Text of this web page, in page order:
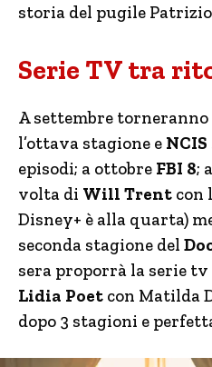
storia del pugile
Serie TV tra
A settembre torneranno
l’ottava stagione e NCIS
episodi; a ottobre FBI 8;
volta di Will Trent con
Disney+ è alla quarta)
seconda stagione del
sera proporrà la serie
Lidia Poet con Matilda
dopo 3 stagioni e